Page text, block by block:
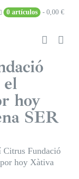
0 artículos 0,00 €
el
hoy
SER
Citrus Fundació
hoy Xàtiva